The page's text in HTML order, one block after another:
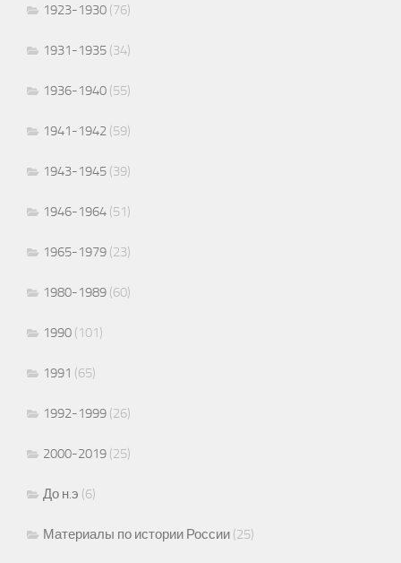
1923-1930 (76)
1931-1935 (34)
1936-1940 (55)
1941-1942 (59)
1943-1945 (39)
1946-1964 (51)
1965-1979 (23)
1980-1989 (60)
1990 (101)
1991 (65)
1992-1999 (26)
2000-2019 (25)
До н.э (6)
Материалы по истории России (25)